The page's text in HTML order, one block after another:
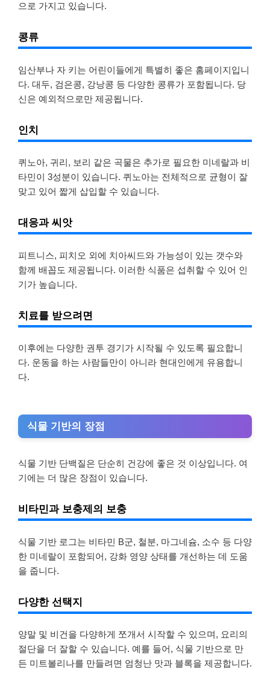
으로 가지고 있습니다.
콩류
임산부나 자 키는 어린이들에게 특별히 좋은 홈페이지입니
다. 대두, 검은콩, 강낭콩 등 다양한 콩류가 포함됩니다. 당
신은 예외적으로만 제공됩니다.
인치
퀴노아, 귀리, 보리 같은 곡물은 추가로 필요한 미네랄과 비
타민이 3성분이 있습니다. 퀴노아는 전체적으로 균형이 잘
맞고 있어 짧게 삽입할 수 있습니다.
대응과 씨앗
피트니스, 피치오 외에 치아씨드와 가능성이 있는 갯수와
함께 배꼽도 제공됩니다. 이러한 식품은 섭취할 수 있어 인
기가 높습니다.
치료를 받으려면
이후에는 다양한 권투 경기가 시작될 수 있도록 필요합니
다. 운동을 하는 사람들만이 아니라 현대인에게 유용합니
다.
식물 기반의 장점
식물 기반 단백질은 단순히 건강에 좋은 것 이상입니다. 여
기에는 더 많은 장점이 있습니다.
비타민과 보충제의 보충
식물 기반 로그는 비타민 B군, 철분, 마그네슘, 소수 등 다양
한 미네랄이 포함되어, 강화 영양 상태를 개선하는 데 도움
을 줍니다.
다양한 선택지
양말 및 비건을 다양하게 쪼개서 시작할 수 있으며, 요리의
절단을 더 잘할 수 있습니다. 예를 들어, 식물 기반으로 만
든 미트볼리나를 만들려면 엄청난 맛과 블록을 제공합니다.